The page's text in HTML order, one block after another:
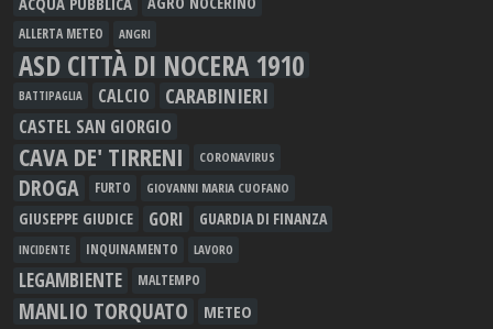
ALLERTA METEO ANGRI
ASD CITTÀ DI NOCERA 1910
BATTIPAGLIA CALCIO CARABINIERI
CASTEL SAN GIORGIO
CAVA DE' TIRRENI CORONAVIRUS
DROGA FURTO GIOVANNI MARIA CUOFANO
GIUSEPPE GIUDICE GORI GUARDIA DI FINANZA
INCIDENTE INQUINAMENTO LAVORO
LEGAMBIENTE MALTEMPO
MANLIO TORQUATO METEO